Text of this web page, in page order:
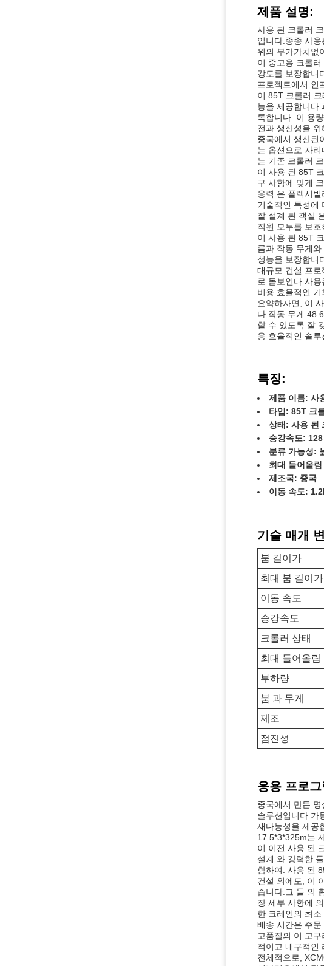
제품 설명:
사용 된 크롤러
입니다.종종 사
위의 부가가치없
이 중고용 크롤
강도를 보장합니
프로젝트에서 인
이 85T 크롤러
능을 제공합니다
록합니다. 이 용
전과 생산성을 위
중국에서 생산된
는 옵션으로 자
는 기존 크롤러
이 사용 된 85T
구 사항에 맞게
응력 은 플렉시
기술적인 특성에
잘 설계 된 객실
직원 모두를 보
이 사용 된 85T
름과 작동 무게
성능을 보장합니
대규모 건설 프
로 돋보인다.사
비용 효율적인
요약하자면, 이
다.작동 무게
할 수 있도록 잘
용 효율적인 솔루
특징:
제품 이름: 사
타입: 85T 크
상태: 사용 된
승강속도:
분류 가능성:
최대 들어올
제조국: 중국
이동 속도:
기술 매개
붐 길이가
최대 붐 길이가
이동 속도
승강속도
크롤러 상태
최대 들어올림
부하량
붐 과 무게
제조
점진성
응용 프로그
중국에서 만든
솔루션입니다.가
재다능성을 제공
17.5*3*325m는
이 이전 사용 된
설계 와 강력한
함하여. 사용 된
건설 외에도, 이
습니다.그 들 의
장 세부 사항에
한 크레인의 최
배송 시간은 주
고품질의 이 고
적이고 내구적인
전체적으로,